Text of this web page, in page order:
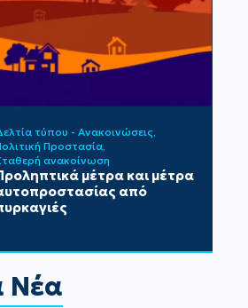
τύπου - Ανακοινώσεις
Προστασία
ανακοίνωση
μέτρα και μέτρα
από
Νέα